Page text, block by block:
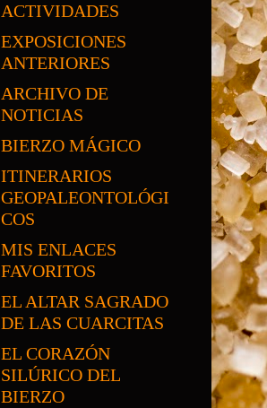
ACTIVIDADES
EXPOSICIONES
ANTERIORES
ARCHIVO DE
NOTICIAS
BIERZO MÁGICO
ITINERARIOS
GEOPALEONTOLÓGI
COS
MIS ENLACES
FAVORITOS
EL ALTAR SAGRADO
DE LAS CUARCITAS
EL CORAZÓN
SILÚRICO DEL
BIERZO